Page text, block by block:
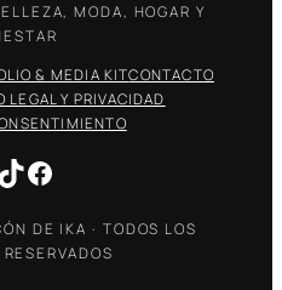
MODA, HOGAR Y
& MEDIA KITCONTACTO
LEGAL Y PRIVACIDAD
Facebook
DE IKA · TODOS LOS